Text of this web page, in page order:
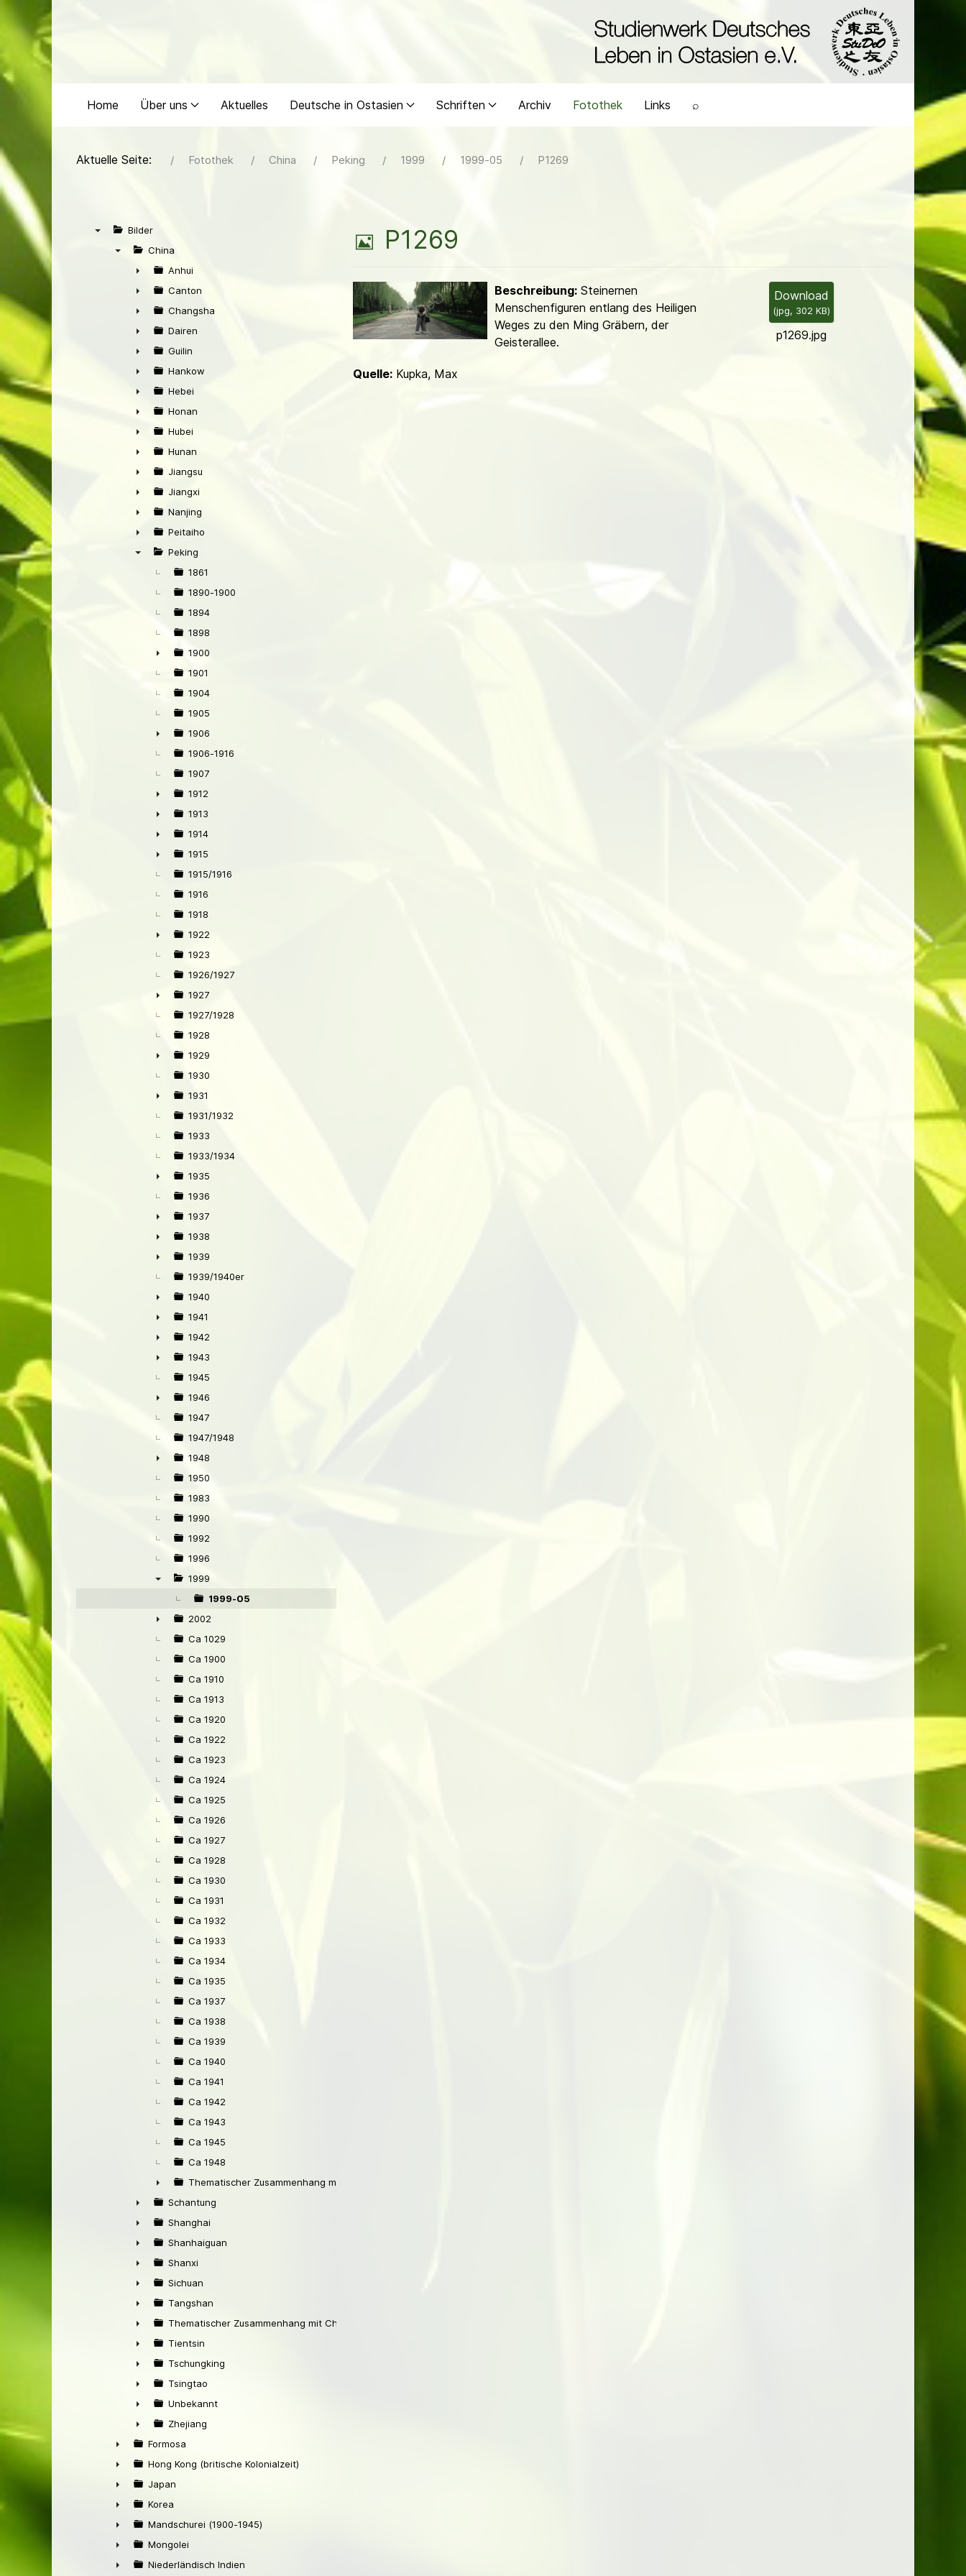
Home Über uns Aktuelles Deutsche in Ostasien Schriften Archiv Fotothek Links ⌕
Aktuelle Seite: Fotothek China Peking 1999 1999-05 P1269
Bilder
China
►
Anhui
►
Canton
►
Changsha
►
Dairen
►
Guilin
►
Hankow
►
Hebei
►
Honan
►
Hubei
►
Hunan
►
Jiangsu
►
Jiangxi
►
Nanjing
►
Peitaiho
Peking
1861
1890-1900
1894
1898
►
1900
1901
1904
1905
►
1906
1906-1916
1907
►
1912
►
1913
►
1914
►
1915
1915/1916
1916
1918
►
1922
1923
1926/1927
►
1927
1927/1928
1928
►
1929
1930
►
1931
1931/1932
1933
1933/1934
►
1935
1936
►
1937
►
1938
►
1939
1939/1940er
►
1940
►
1941
►
1942
►
1943
1945
►
1946
1947
1947/1948
►
1948
1950
1983
1990
1992
1996
1999
1999-05
►
2002
Ca 1029
Ca 1900
Ca 1910
Ca 1913
Ca 1920
Ca 1922
Ca 1923
Ca 1924
Ca 1925
Ca 1926
Ca 1927
Ca 1928
Ca 1930
Ca 1931
Ca 1932
Ca 1933
Ca 1934
Ca 1935
Ca 1937
Ca 1938
Ca 1939
Ca 1940
Ca 1941
Ca 1942
Ca 1943
Ca 1945
Ca 1948
►
Thematischer Zusammenhang mit Peking
►
Schantung
►
Shanghai
►
Shanhaiguan
►
Shanxi
►
Sichuan
►
Tangshan
►
Thematischer Zusammenhang mit China
►
Tientsin
►
Tschungking
►
Tsingtao
►
Unbekannt
►
Zhejiang
►
Formosa
►
Hong Kong (britische Kolonialzeit)
►
Japan
►
Korea
►
Mandschurei (1900-1945)
►
Mongolei
Niederländisch Indien
B
l
d
P1269
Download
(jpg, 302 KB)
p1269.jpg
Beschreibung:Steinernen
Menschenfiguren entlang des Heiligen
Weges zu den Ming Gräbern, der
Geisterallee.
Quelle:Kupka, Max